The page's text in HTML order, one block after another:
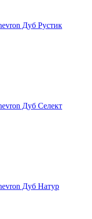
Дуб Рустик
Дуб Селект
Дуб Натур